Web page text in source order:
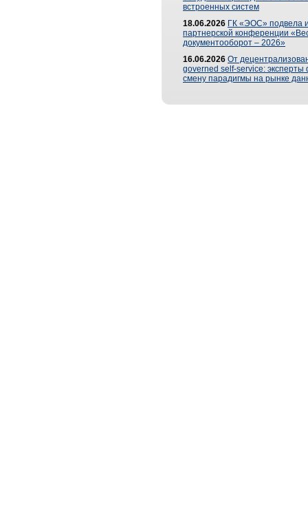
встроенных систем
18.06.2026 ГК «ЭОС» подвела
партнерской конференции
документооборот – 2026»
16.06.2026 От
governed self-service: эксперты
смену парадигмы на рынке